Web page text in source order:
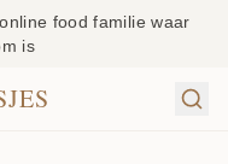
food familie waar
is